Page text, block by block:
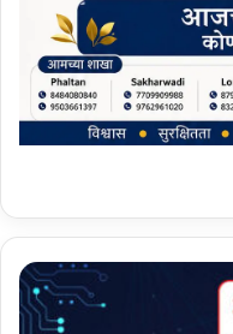
पिं
प्र